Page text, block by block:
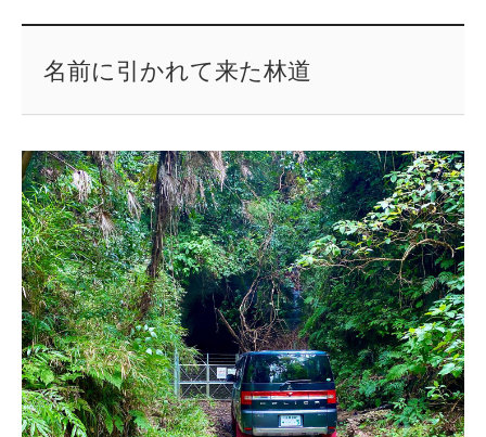
名前に引かれて来た林道